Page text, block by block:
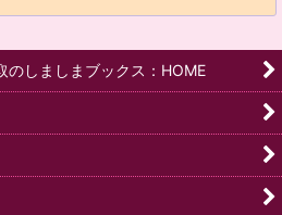
のしましまブックス：HOME